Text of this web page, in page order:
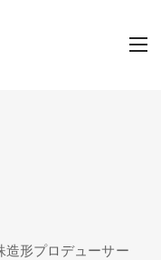
造形プロデューサー